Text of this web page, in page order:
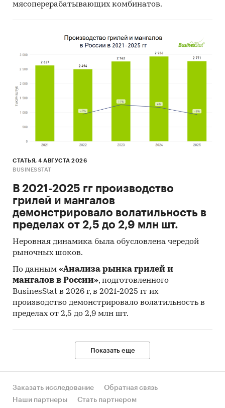
мясоперерабатывающих комбинатов.
СТАТЬЯ, 4 АВГУСТА 2026
BUSINESSTAT
В 2021-2025 гг производство
грилей и мангалов
демонстрировало волатильность в
пределах от 2,5 до 2,9 млн шт.
Неровная динамика была обусловлена чередой
рыночных шоков.
По данным «Анализа рынка грилей и
мангалов в России», подготовленного
BusinesStat в 2026 г, в 2021-2025 гг их
производство демонстрировало волатильность в
пределах от 2,5 до 2,9 млн шт.
Показать еще
Заказать исследование
Обратная связь
Наши партнеры
Стать партнером